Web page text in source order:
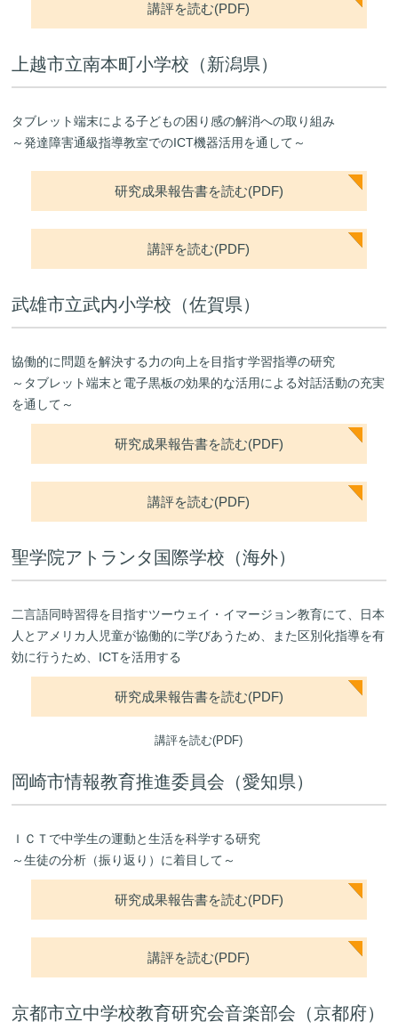
講評を読む(PDF)
上越市立南本町小学校（新潟県）
タブレット端末による子どもの困り感の解消への取り組み
～発達障害通級指導教室でのICT機器活用を通して～
研究成果報告書を読む(PDF)
講評を読む(PDF)
武雄市立武内小学校（佐賀県）
協働的に問題を解決する力の向上を目指す学習指導の研究
～タブレット端末と電子黒板の効果的な活用による対話活動の充実
を通して～
研究成果報告書を読む(PDF)
講評を読む(PDF)
聖学院アトランタ国際学校（海外）
二言語同時習得を目指すツーウェイ・イマージョン教育にて、日本
人とアメリカ人児童が協働的に学びあうため、また区別化指導を有
効に行うため、ICTを活用する
研究成果報告書を読む(PDF)
講評を読む(PDF)
岡崎市情報教育推進委員会（愛知県）
ＩＣＴで中学生の運動と生活を科学する研究
～生徒の分析（振り返り）に着目して～
研究成果報告書を読む(PDF)
講評を読む(PDF)
京都市立中学校教育研究会音楽部会（京都府）